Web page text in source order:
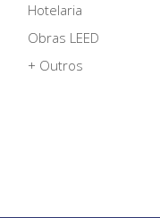
Hotelaria
Obras LEED
+ Outros